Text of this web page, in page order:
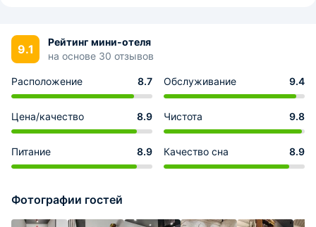
9.1
Рейтинг мини-отеля
на основе 30 отзывов
Расположение 8.7 Обслуживание 9.4
Цена/качество 8.9 Чистота 9.8
Питание 8.9 Качество сна 8.9
Фотографии гостей